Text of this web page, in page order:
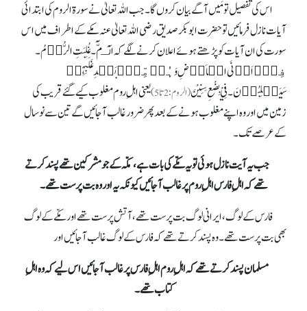
اس کی تفصیل تو مَیں آگے بیان کروں گا۔ جب اللہ تعالیٰ نے سورة الروم کی ابتدائی
آیات نازل فرمائیں تو حضرت ابوبکر صدیق رضی اللہ تعالیٰ عنہ مکے کے اطراف میں اس
سورت کی ان آیات کو پڑھتے ہوئے اعلان کرنے لگے کہ الٓـمّٓ۔غُلِبَتِ الرُّوۡمُ۔
فِیۡۤ اَدۡنَی الۡاَرۡضِ وَہُمۡ مِّنۡۢ بَعۡدِ غَلَبِہِمۡ
سَیَغۡلِبُوۡنَ۔ فِيْ بِضْعِ سِنِيْنَ(الروم:2تا 5)
یعنی اہلِ روم مغلوب کیے گئے قریب کی
زمین میں اور وہ اپنے مغلوب ہونے کے بعد پھر ضرور غالب آ جائیں گے تین سے نو سال
کے عرصے تک۔
جب یہ آیت نازل ہوئی تو یہ مکّے کی بات ہے، مکّہ کے جو مشرکین تھے پسند کرتے
تھے کہ اہلِ فارس اہلِ روم پر غالب آ جائیں کیونکہ یہ اور وہ بت پرست تھے۔
فارس کے لوگ، ایرانی لوگ بت پرست تھے، آتش پرست تھے اور مکّے کے لوگ
بھی بت پرست تھے۔ وہ پسند کرتے تھے کہ فارس کے لوگ غالب آ جائیں اور
مسلمان پسند کرتے تھے کہ اہلِ روم اہلِ فارس پر غالب آجائیں اس لیے کہ وہ اہلِ
کتاب تھے۔